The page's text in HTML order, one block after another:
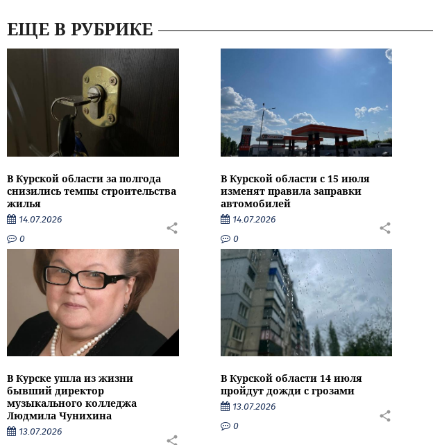
ЕЩЕ В РУБРИКЕ
В Курской области за полгода
снизились темпы строительства
жилья
14.07.2026
0
В Курской области с 15 июля
изменят правила заправки
автомобилей
14.07.2026
0
В Курске ушла из жизни
бывший директор
музыкального колледжа
Людмила Чунихина
13.07.2026
В Курской области 14 июля
пройдут дожди с грозами
13.07.2026
0